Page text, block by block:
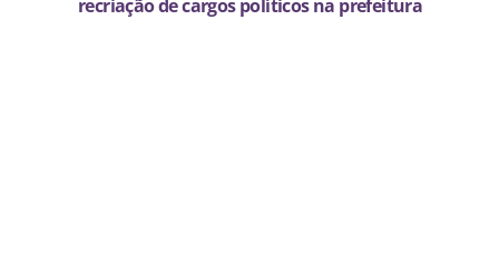
recriação de cargos políticos na prefeitura